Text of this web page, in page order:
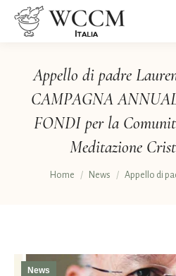
Appello di padre
CAMPAGNA
FONDI per la
Meditazione
Tu sei qui:
Home News Appello di
News